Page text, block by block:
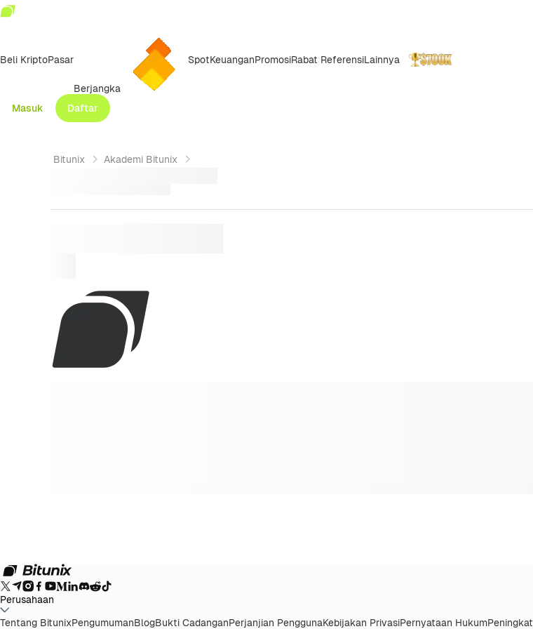
Beli KriptoPasar
Berjangka
SpotKeuanganPromosiRabat ReferensiLainnya
Masuk Daftar
Bitunix Akademi Bitunix
Perusahaan
Tentang BitunixPengumumanBlogBukti CadanganPerjanjian PenggunaKebijakan PrivasiPernyataan Hukum